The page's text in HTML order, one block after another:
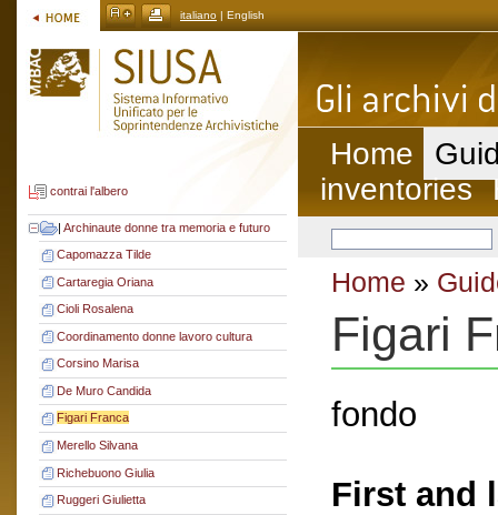
italiano | English
contrai l'albero
| Archinaute donne tra memoria e futuro
Capomazza Tilde
Cartaregia Oriana
Cioli Rosalena
Coordinamento donne lavoro cultura
Corsino Marisa
De Muro Candida
Figari Franca
Merello Silvana
Richebuono Giulia
Ruggeri Giulietta
Home
inventories
Home »
Figari
fondo
First and